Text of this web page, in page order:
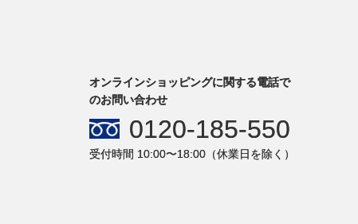
オンラインショッピングに関する電話で
のお問い合わせ
0120-185-550
受付時間 10:00〜18:00（休業日を除く）